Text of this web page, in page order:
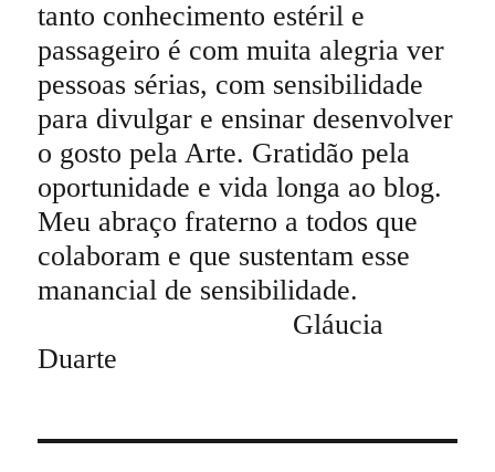
tanto conhecimento estéril e
passageiro é com muita alegria ver
pessoas sérias, com sensibilidade
para divulgar e ensinar desenvolver
o gosto pela Arte. Gratidão pela
oportunidade e vida longa ao blog.
Meu abraço fraterno a todos que
colaboram e que sustentam esse
manancial de sensibilidade.
Gláucia
Duarte